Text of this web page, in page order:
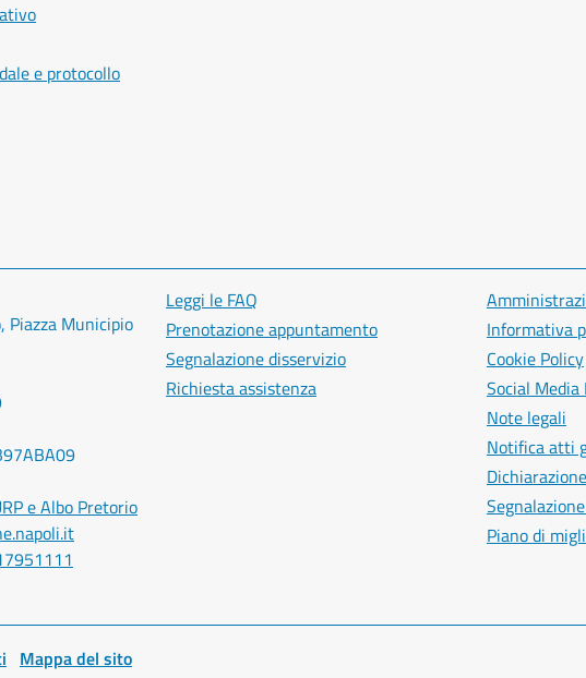
e protocollo
Piazza Municipio
e Albo Pretorio
Leggi le FAQ
Prenotazione appuntamento
Segnalazione disservizio
Richiesta assistenza
Informativa
Cookie Policy
Social Media
Note legali
Notifica atti
Piano di
Mappa del sito